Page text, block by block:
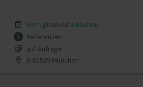
Verfügbarkeit einsehen
5
Referenzen
auf Anfrage
D-81539 München